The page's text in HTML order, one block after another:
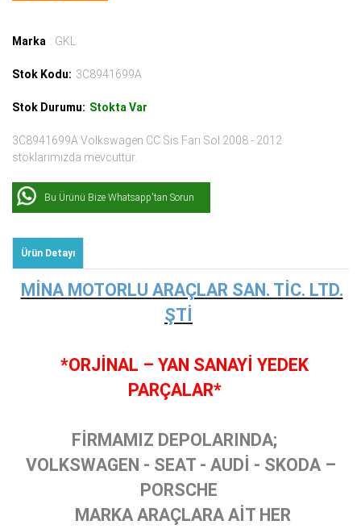
Marka : GKL
Stok Kodu: 3C8941699A
Stok Durumu: Stokta Var
3C8941699A Volkswagen CC Sis Farı Sol 2008 - 2012
stoklarımızda mevcuttur.
Bu Ürünü Bize Whatsapp'tan Sorun
Ürün Detayı
MİNA MOTORLU ARAÇLAR SAN. TİC. LTD.
ŞTİ
*ORJİNAL – YAN SANAYİ YEDEK
PARÇALAR*
FİRMAMIZ DEPOLARINDA;
VOLKSWAGEN - SEAT - AUDİ - SKODA –
PORSCHE
MARKA ARAÇLARA AİT HER